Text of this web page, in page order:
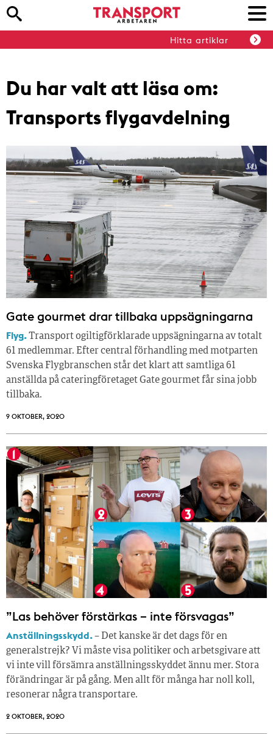
Hitta artiklar
Du har valt att läsa om:
Transports flygavdelning
Gate gourmet drar tillbaka uppsägningarna
Flyg.Transport ogiltigförklarade uppsägningarna av totalt
61 medlemmar. Efter central förhandling med motparten
Svenska Flygbranschen står det klart att samtliga 61
anställda på cateringföretaget Gate gourmet får sina jobb
tillbaka.
9 OKTOBER, 2020
”Las behöver förstärkas – inte försvagas”
Anställningsskydd.– Det kanske är det dags för en
generalstrejk? Vi måste visa politiker och arbetsgivare att
vi inte vill försämra anställningsskyddet ännu mer. Stora
förändringar är på gång. Men allt för många har noll koll,
resonerar några transportare.
2 OKTOBER, 2020